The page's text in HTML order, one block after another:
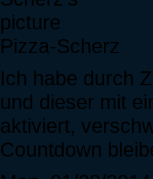
Pizza-Scherz
Ich habe durch
und dieser mit
aktiviert,
Countdown